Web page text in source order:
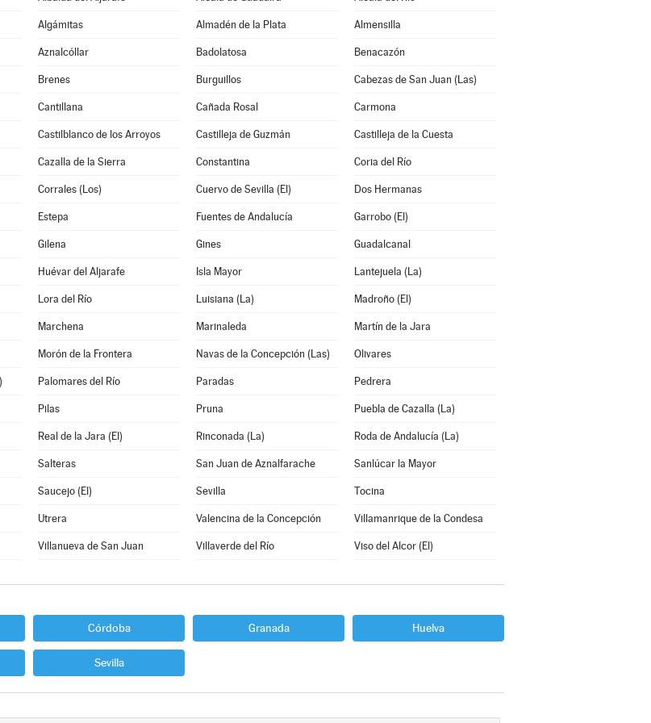
Algámitas Almadén de la Plata Almensilla
Aznalcóllar Badolatosa Benacazón
Brenes Burguillos Cabezas de San Juan (Las)
Cantillana Cañada Rosal Carmona
Castilblanco de los Arroyos Castilleja de Guzmán Castilleja de la Cuesta
Cazalla de la Sierra Constantina Coria del Río
Corrales (Los) Cuervo de Sevilla (El) Dos Hermanas
Estepa Fuentes de Andalucía Garrobo (El)
Gilena Gines Guadalcanal
Huévar del Aljarafe Isla Mayor Lantejuela (La)
Lora del Río Luisiana (La) Madroño (El)
Marchena Marinaleda Martín de la Jara
Morón de la Frontera Navas de la Concepción (Las) Olivares
Palomares del Río Paradas Pedrera
Pilas Pruna Puebla de Cazalla (La)
Real de la Jara (El) Rinconada (La) Roda de Andalucía (La)
Salteras San Juan de Aznalfarache Sanlúcar la Mayor
Saucejo (El) Sevilla Tocina
Utrera Valencina de la Concepción Villamanrique de la Condesa
Villanueva de San Juan Villaverde del Río Viso del Alcor (El)
Córdoba Granada Huelva
Sevilla